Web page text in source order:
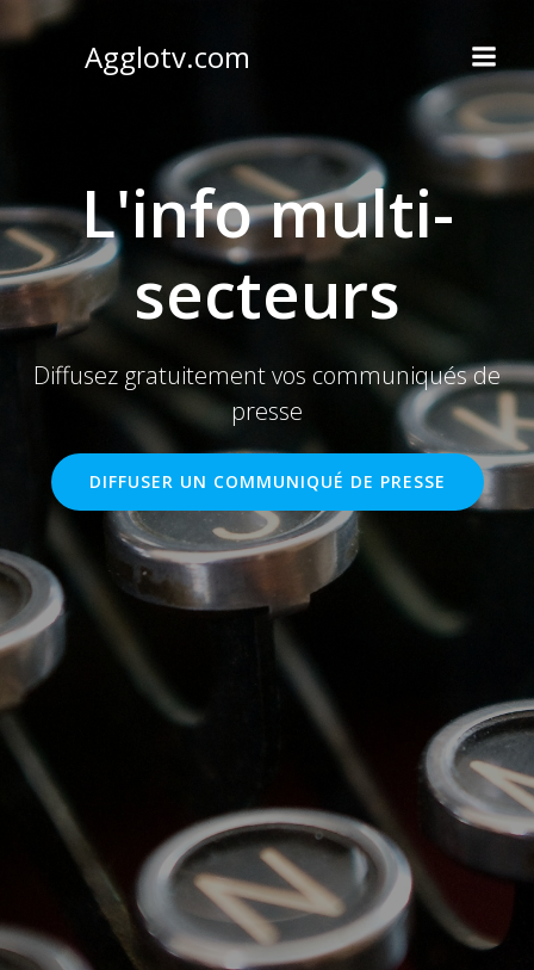
Agglotv.com
L'info multi-
secteurs
Diffusez gratuitement vos communiqués de
presse
DIFFUSER UN COMMUNIQUÉ DE PRESSE